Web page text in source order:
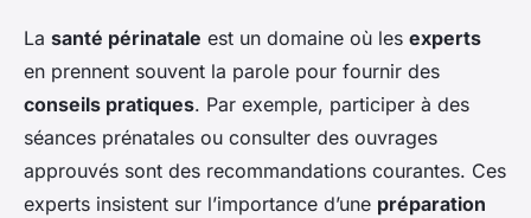
La santé périnatale est un domaine où les experts
en prennent souvent la parole pour fournir des
conseils pratiques. Par exemple, participer à des
séances prénatales ou consulter des ouvrages
approuvés sont des recommandations courantes. Ces
experts insistent sur l’importance d’une préparation